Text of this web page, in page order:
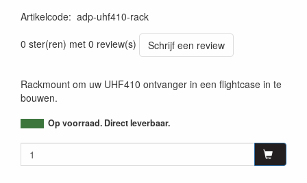
Artikelcode: adp-uhf410-rack
0 ster(ren) met 0 review(s)
Schrijf een review
Rackmount om uw UHF410 ontvanger in een flightcase in te
bouwen.
Op voorraad. Direct leverbaar.